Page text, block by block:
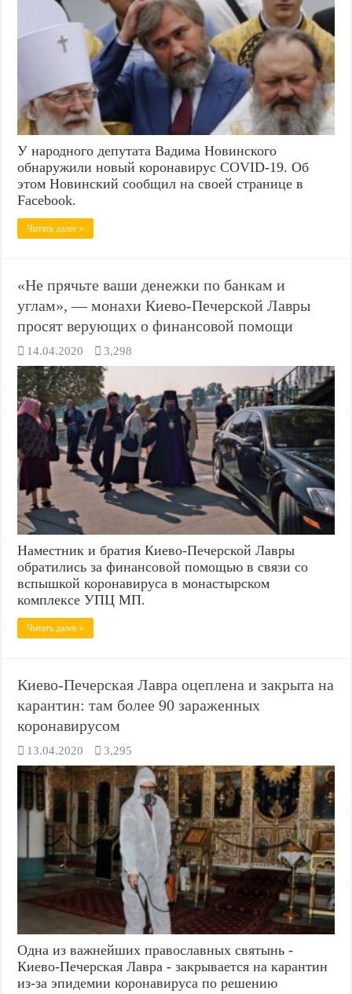
У народного депутата Вадима Новинского
обнаружили новый коронавирус COVID-19. Об
этом Новинский сообщил на своей странице в
Facebook.
Читать далее »
«Не прячьте ваши денежки по банкам и
углам», — монахи Киево-Печерской Лавры
просят верующих о финансовой помощи
14.04.2020 3,298
Наместник и братия Киево-Печерской Лавры
обратились за финансовой помощью в связи со
вспышкой коронавируса в монастырском
комплексе УПЦ МП.
Читать далее »
Киево-Печерская Лавра оцеплена и закрыта на
карантин: там более 90 зараженных
коронавирусом
13.04.2020 3,295
Одна из важнейших православных святынь -
Киево-Печерская Лавра - закрывается на карантин
из-за эпидемии коронавируса по решению